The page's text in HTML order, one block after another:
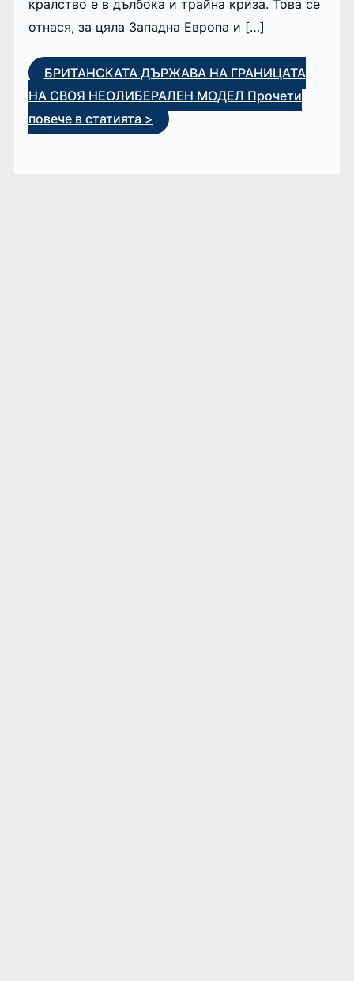
кралство е в дълбока и трайна криза. Това се
отнася, за цяла Западна Европа и […]
БРИТАНСКАТА ДЪРЖАВА НА ГРАНИЦАТА
НА СВОЯ НЕОЛИБЕРАЛЕН МОДЕЛ Прочети
повече в статията >